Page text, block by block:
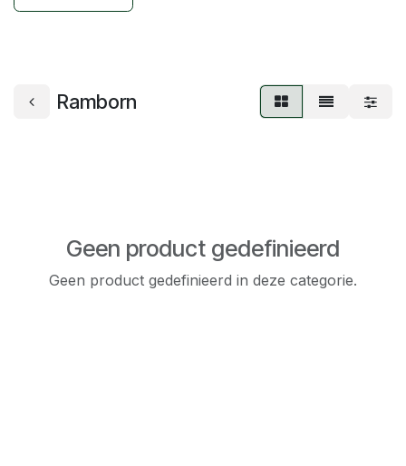
Ramborn
Geen product gedefinieerd
Geen product gedefinieerd in deze categorie.